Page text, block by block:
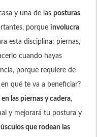
y una de las posturas
porque involucra
esta disciplina: piernas,
cuando hayas
porque requiere de
qué te va a beneficiar?
las piernas y cadera,
y mejorará tu postura y
que rodean las